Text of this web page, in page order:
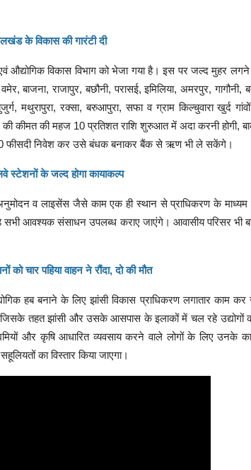
के विकास की गारंटी दी
औद्योगिक विकास विभाग को भेजा गया है। इस पर जल्द मुहर
बाजना, राजापुर, बछौनी, परासई, इमिलिया, अमरपुर,
मथुरापुरा, रक्सा, बरुआपुरा, सफा व ग्राम किल्चुवारा खुर्द
की कीमत की महज 10 प्रतिशत राशि शुरुआत में अदा करनी होगी,
फीसदी निवेश कर उसे बंधक बनाकर बैंक से ऋण भी ले सकेंगे।
स्टेशनों के जल्द होगा कायाकल्प
व लाइसेंस जैसे काम एक ही स्थान से प्राधिकरण के माध्यम
सभी आवश्यक संसाधन उपलब्ध कराए जाएंगे। आवासीय परिसर भी
चार पहिया वाहन ने रौंदा, दो की मौत
हब बनाने के लिए झांसी विकास प्राधिकरण लगातार काम कर
जिसके तहत झांसी और उसके आसपास के इलाकों में चल रहे उद्योगों
और कृषि आधारित व्यवसाय करने वाले लोगों के लिए उनके
का विस्तार किया जाएगा।